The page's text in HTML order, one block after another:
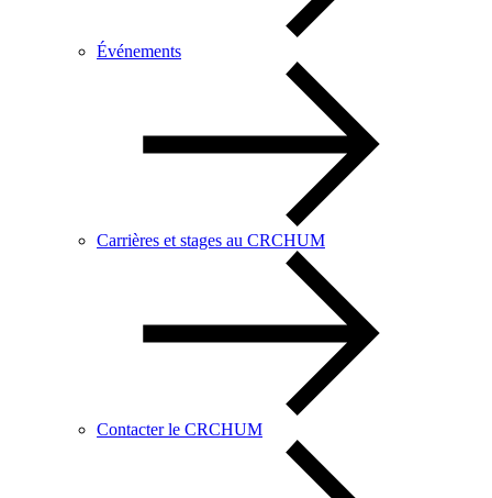
Événements
Carrières et stages au CRCHUM
Contacter le CRCHUM